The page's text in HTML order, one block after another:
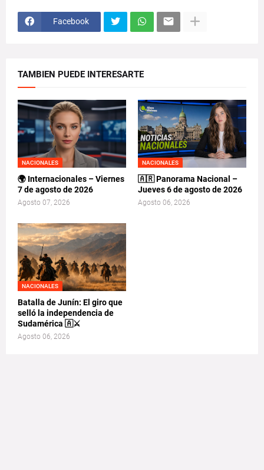
Facebook
TAMBIEN PUEDE INTERESARTE
NACIONALES
🌍 Internacionales – Viernes
7 de agosto de 2026
Agosto 07, 2026
NACIONALES
🇦🇷 Panorama Nacional –
Jueves 6 de agosto de 2026
Agosto 06, 2026
NACIONALES
Batalla de Junín: El giro que
selló la independencia de
Sudamérica 🇦⚔️
Agosto 06, 2026